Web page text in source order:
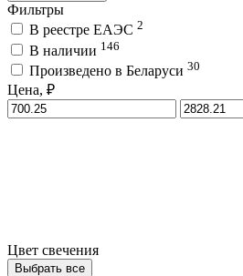
Фильтры
В реестре ЕАЭС 2
В наличии 146
Произведено в Беларуси 30
Цена, ₽
Цвет свечения
Выбрать все